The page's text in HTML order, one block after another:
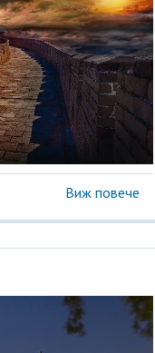
Виж повече